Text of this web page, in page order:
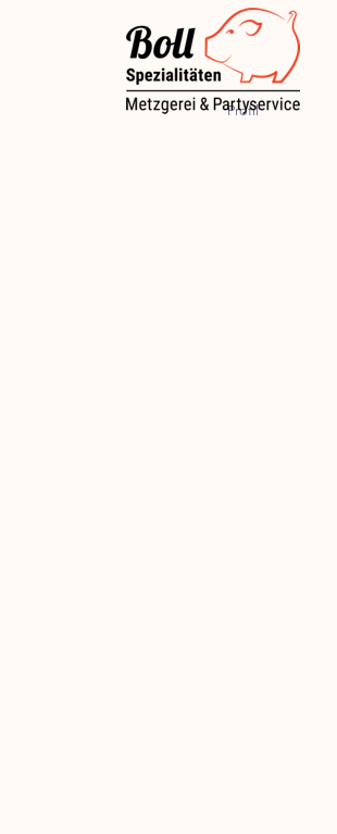
Profil